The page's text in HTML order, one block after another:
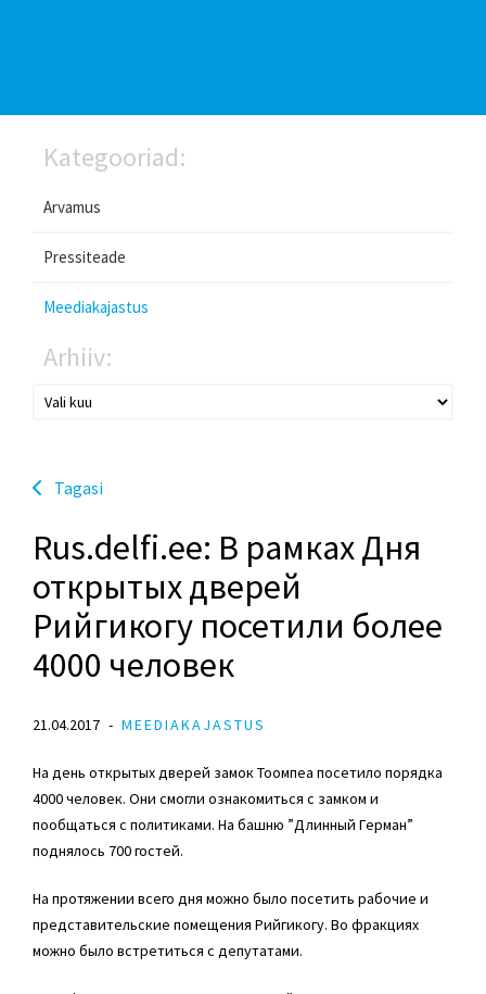
Kategooriad:
Arvamus
Pressiteade
Meediakajastus
Arhiiv:
Tagasi
Rus.delfi.ee: В рамках Дня
открытых дверей
Рийгикогу посетили более
4000 человек
21.04.2017 MEEDIAKAJASTUS
На день открытых дверей замок Тоомпеа посетило порядка
4000 человек. Они смогли ознакомиться с замком и
пообщаться с политиками. На башню ”Длинный Герман”
поднялось 700 гостей.
На протяжении всего дня можно было посетить рабочие и
представительские помещения Рийгикогу. Во фракциях
можно было встретиться с депутатами.